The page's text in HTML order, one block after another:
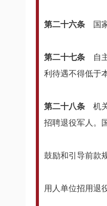
第二十六条 国
第二十七条
自
利待遇不得低于
第二十八条 机
招聘退役军人。
鼓励和引导前款
用人单位招用退